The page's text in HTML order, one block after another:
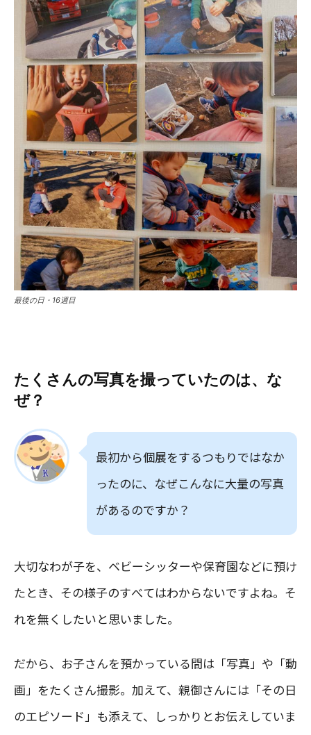
最後の日・16週目
たくさんの写真を撮っていたのは、な
ぜ？
最初から個展をするつもりではなか
ったのに、なぜこんなに大量の写真
があるのですか？
大切なわが子を、ベビーシッターや保育園などに預け
たとき、その様子のすべてはわからないですよね。そ
れを無くしたいと思いました。
だから、お子さんを預かっている間は「写真」や「動
画」をたくさん撮影。加えて、親御さんには「その日
のエピソード」も添えて、しっかりとお伝えしていま